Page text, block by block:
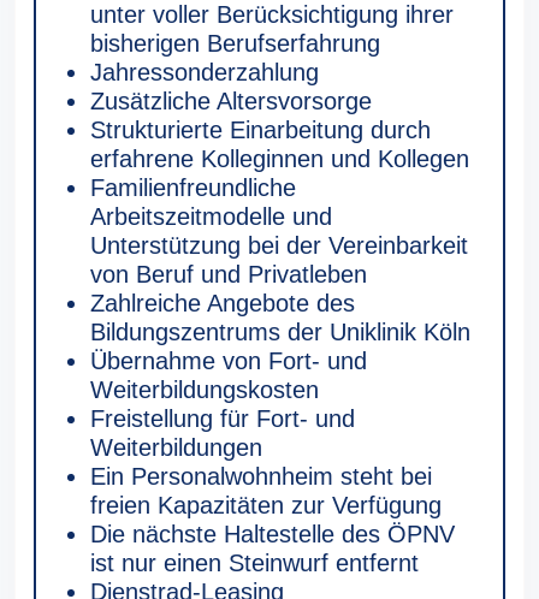
unter voller Berücksichtigung ihrer
bisherigen Berufserfahrung
Jahressonderzahlung
Zusätzliche Altersvorsorge
Strukturierte Einarbeitung durch
erfahrene Kolleginnen und Kollegen
Familienfreundliche
Arbeitszeitmodelle und
Unterstützung bei der Vereinbarkeit
von Beruf und Privatleben
Zahlreiche Angebote des
Bildungszentrums der Uniklinik Köln
Übernahme von Fort- und
Weiterbildungskosten
Freistellung für Fort- und
Weiterbildungen
Ein Personalwohnheim steht bei
freien Kapazitäten zur Verfügung
Die nächste Haltestelle des ÖPNV
ist nur einen Steinwurf entfernt
Dienstrad-Leasing